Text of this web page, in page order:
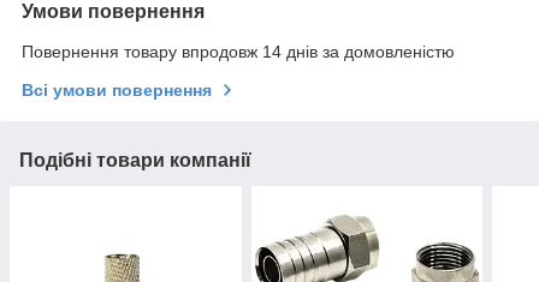
Умови повернення
Повернення товару впродовж 14 днів за домовленістю
Всі умови повернення
Подібні товари компанії